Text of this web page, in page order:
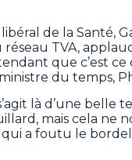
libéral de la Santé,
TVA,
que c’est ce
du temps,
là d’une belle
mais cela ne
a foutu le